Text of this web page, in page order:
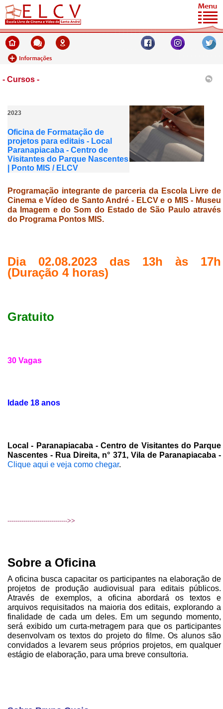
- Cursos -
2023
Oficina de Formatação de
projetos para editais - Local
Paranapiacaba - Centro de
Visitantes do Parque Nascentes
| Ponto MIS / ELCV
Programação integrante de parceria da Escola Livre de
Cinema e Vídeo de Santo André - ELCV e o MIS - Museu
da Imagem e do Som do Estado de São Paulo através
do Programa Pontos MIS.
Dia 02.08.2023 das 13h às 17h
(Duração 4 horas)
Gratuito
30 Vagas
Idade 18 anos
Local - Paranapiacaba - Centro de Visitantes do Parque
Nascentes - Rua Direita, n° 371, Vila de Paranapiacaba -
Clique aqui e veja como chegar.
------------------------------>>
Sobre a Oficina
A oficina busca capacitar os participantes na elaboração de
projetos de produção audiovisual para editais públicos.
Através de exemplos, a oficina abordará os textos e
arquivos requisitados na maioria dos editais, explorando a
finalidade de cada um deles. Em um segundo momento,
será exibido um curta-metragem para que os participantes
desenvolvam os textos do projeto do filme. Os alunos são
convidados a levarem seus próprios projetos, em qualquer
estágio de elaboração, para uma breve consultoria.